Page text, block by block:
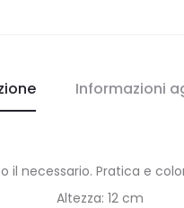
Informazioni
necessario. Pratica e
Altezza: 12 cm